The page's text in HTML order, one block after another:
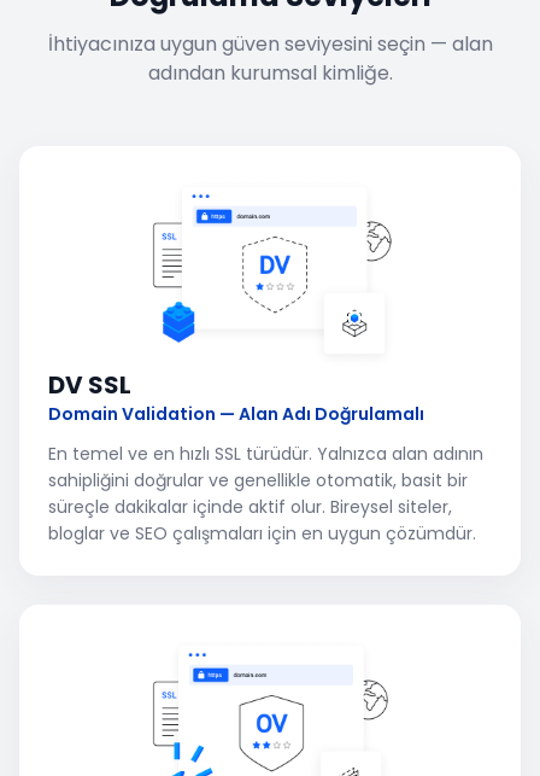
İhtiyacınıza uygun güven seviyesini seçin — alan
adından kurumsal kimliğe.
DV SSL
Domain Validation — Alan Adı Doğrulamalı
En temel ve en hızlı SSL türüdür. Yalnızca alan adının
sahipliğini doğrular ve genellikle otomatik, basit bir
süreçle dakikalar içinde aktif olur. Bireysel siteler,
bloglar ve SEO çalışmaları için en uygun çözümdür.